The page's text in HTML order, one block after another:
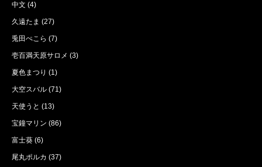
中文 (4)
久遠たま (27)
兎田ぺこら (7)
壱百満天原サロメ (3)
夏色まつり (1)
大空スバル (71)
天使うと (13)
宝鐘マリン (86)
富士葵 (6)
尾丸ポルカ (37)